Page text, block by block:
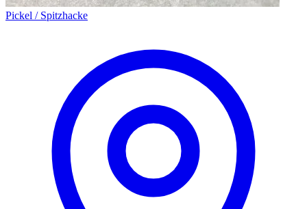
Pickel / Spitzhacke